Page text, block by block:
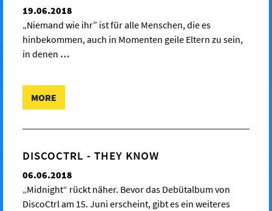
19.06.2018
„Niemand wie ihr” ist für alle Menschen, die es
hinbekommen, auch in Momenten geile Eltern zu sein,
in denen …
MORE
DISCOCTRL - THEY KNOW
06.06.2018
„Midnight“ rückt näher. Bevor das Debütalbum von
DiscoCtrl am 15. Juni erscheint, gibt es ein weiteres